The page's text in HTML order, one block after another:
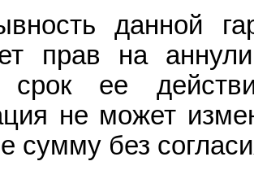
данной
прав на
срок ее
не может
сумму без